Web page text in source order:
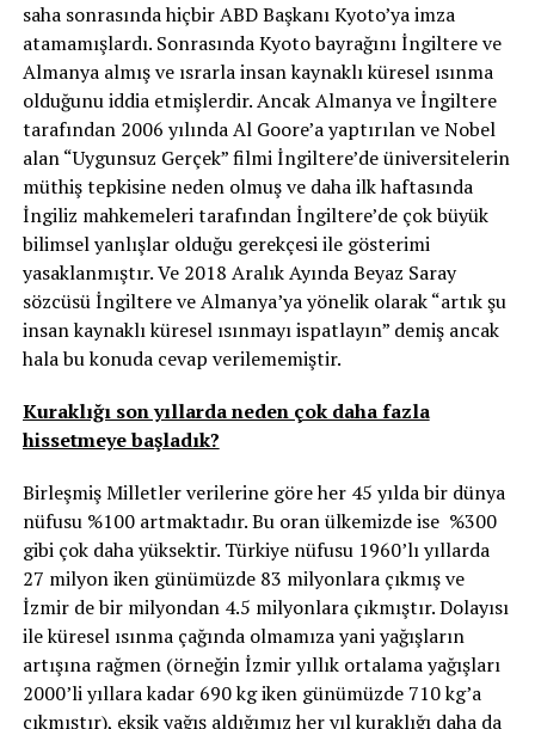
saha sonrasında hiçbir ABD Başkanı Kyoto’ya imza
atamamışlardı. Sonrasında Kyoto bayrağını İngiltere ve
Almanya almış ve ısrarla insan kaynaklı küresel ısınma
olduğunu iddia etmişlerdir. Ancak Almanya ve İngiltere
tarafından 2006 yılında Al Goore’a yaptırılan ve Nobel
alan “Uygunsuz Gerçek” filmi İngiltere’de üniversitelerin
müthiş tepkisine neden olmuş ve daha ilk haftasında
İngiliz mahkemeleri tarafından İngiltere’de çok büyük
bilimsel yanlışlar olduğu gerekçesi ile gösterimi
yasaklanmıştır. Ve 2018 Aralık Ayında Beyaz Saray
sözcüsü İngiltere ve Almanya’ya yönelik olarak “artık şu
insan kaynaklı küresel ısınmayı ispatlayın” demiş ancak
hala bu konuda cevap verilememiştir.
Kuraklığı son yıllarda neden çok daha fazla
hissetmeye başladık?
Birleşmiş Milletler verilerine göre her 45 yılda bir dünya
nüfusu %100 artmaktadır. Bu oran ülkemizde ise %300
gibi çok daha yüksektir. Türkiye nüfusu 1960’lı yıllarda
27 milyon iken günümüzde 83 milyonlara çıkmış ve
İzmir de bir milyondan 4.5 milyonlara çıkmıştır. Dolayısı
ile küresel ısınma çağında olmamıza yani yağışların
artışına rağmen (örneğin İzmir yıllık ortalama yağışları
2000’li yıllara kadar 690 kg iken günümüzde 710 kg’a
çıkmıştır), eksik yağış aldığımız her yıl kuraklığı daha da